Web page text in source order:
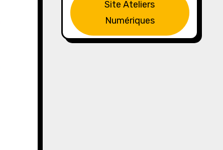
Site Ateliers
Numériques